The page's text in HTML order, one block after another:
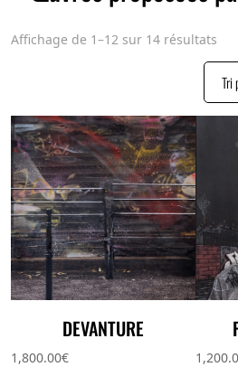
Affichage de 1–12 sur 14 résultats
DEVANTURE
1,800.00€